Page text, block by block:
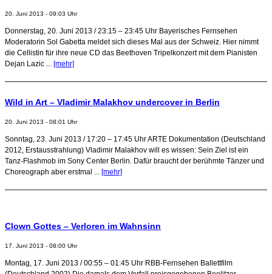
20. Juni 2013 - 09:03 Uhr
Donnerstag, 20. Juni 2013 / 23:15 – 23:45 Uhr Bayerisches Fernsehen
Moderatorin Sol Gabetta meldet sich dieses Mal aus der Schweiz. Hier nimmt
die Cellistin für ihre neue CD das Beethoven Tripelkonzert mit dem Pianisten
Dejan Lazic ... [mehr]
Wild in Art – Vladimir Malakhov undercover in Berlin
20. Juni 2013 - 08:01 Uhr
Sonntag, 23. Juni 2013 / 17:20 – 17:45 Uhr ARTE Dokumentation (Deutschland
2012, Erstausstrahlung) Vladimir Malakhov will es wissen: Sein Ziel ist ein
Tanz-Flashmob im Sony Center Berlin. Dafür braucht der berühmte Tänzer und
Choreograph aber erstmal ... [mehr]
Clown Gottes – Verloren im Wahnsinn
17. Juni 2013 - 08:00 Uhr
Montag, 17. Juni 2013 / 00:55 – 01:45 Uhr RBB-Fernsehen Ballettfilm